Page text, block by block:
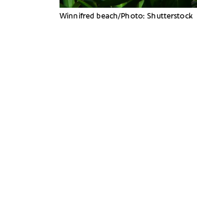
Winnifred beach/Photo: Shutterstock